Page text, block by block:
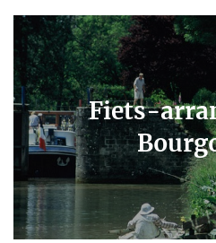
Fiets-